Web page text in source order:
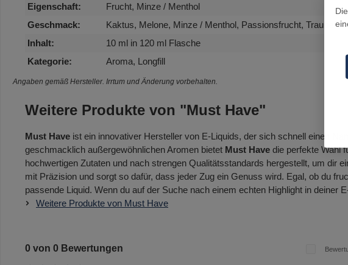
Eigenschaft:
Frucht, Minze / Menthol
Geschmack:
Kaktus, Melone, Minze / Menthol, Passionsfrucht, Traube
Inhalt:
10 ml in 120 ml Flasche
Kategorie:
Aroma, Longfill
Angaben gemäß Hersteller. Irrtum und Änderung vorbehalten.
Weitere Produkte von "Must Have"
Must Have ist ein innovativer Hersteller von E-Liquids, der sich schnell einen
geschmacklich außergewöhnlichen Aromen bietet Must Have die perfekte Wahl
hochwertigen Zutaten und nach strengen Qualitätsstandards hergestellt, um dir
mit Präzision und sorgt so dafür, dass jeder Zug ein Genuss wird. Egal, ob du
passende Liquid. Wenn du auf der Suche nach einem echten Highlight in deiner
Weitere Produkte von Must Have
0 von 0 Bewertungen